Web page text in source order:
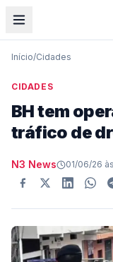
Início/Cidades
CIDADES
BH tem
tráfico de
N3 News 01/06/26